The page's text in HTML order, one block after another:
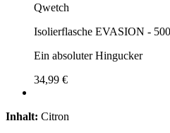
Qwetch
Isolierflasche EVASION -
Ein absoluter Hingucker
34,99 €
Inhalt: Citron